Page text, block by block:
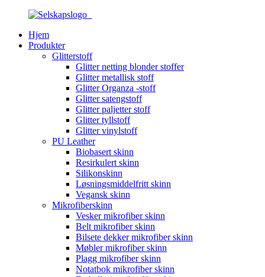
Hjem
Produkter
Glitterstoff
Glitter netting blonder stoffer
Glitter metallisk stoff
Glitter Organza -stoff
Glitter satengstoff
Glitter paljetter stoff
Glitter tyllstoff
Glitter vinylstoff
PU Leather
Biobasert skinn
Resirkulert skinn
Silikonskinn
Løsningsmiddelfritt skinn
Vegansk skinn
Mikrofiberskinn
Vesker mikrofiber skinn
Belt mikrofiber skinn
Bilsete dekker mikrofiber skinn
Møbler mikrofiber skinn
Plagg mikrofiber skinn
Notatbok mikrofiber skinn